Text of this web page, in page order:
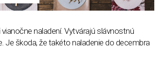
naladení. Vytvárajú slávnostnú
Je škoda, že takéto naladenie do decembra